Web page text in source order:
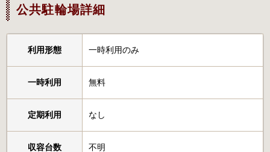
公共駐輪場詳細
利用形態 一時利用のみ
一時利用 無料
定期利用 なし
収容台数 不明